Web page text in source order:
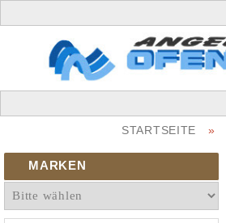
STARTSEITE »
MARKEN